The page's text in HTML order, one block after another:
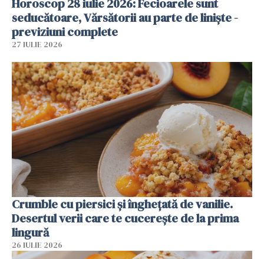
seducătoare, Vărsătorii au parte de liniște -
previziuni complete
27 IULIE 2026
Crumble cu piersici și înghețată de vanilie.
Desertul verii care te cucerește de la prima
lingură
26 IULIE 2026